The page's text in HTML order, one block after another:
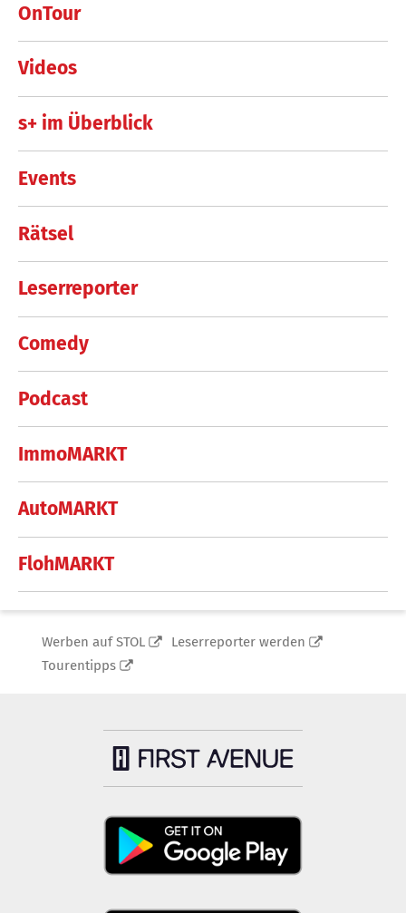
OnTour
Videos
s+ im Überblick
Events
Rätsel
Leserreporter
Comedy
Podcast
ImmoMARKT
AutoMARKT
FlohMARKT
Werben auf STOL
Leserreporter werden
Tourentipps